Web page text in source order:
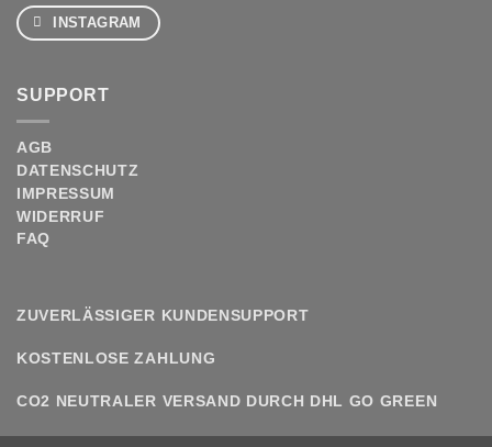
INSTAGRAM
SUPPORT
AGB
DATENSCHUTZ
IMPRESSUM
WIDERRUF
FAQ
ZUVERLÄSSIGER KUNDENSUPPORT
KOSTENLOSE ZAHLUNG
CO2 NEUTRALER VERSAND DURCH DHL GO GREEN